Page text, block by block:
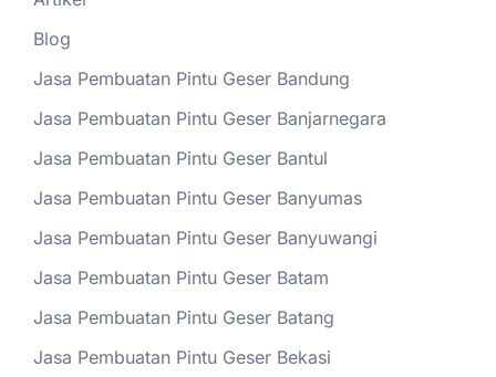
Blog
Jasa Pembuatan Pintu Geser Bandung
Jasa Pembuatan Pintu Geser Banjarnegara
Jasa Pembuatan Pintu Geser Bantul
Jasa Pembuatan Pintu Geser Banyumas
Jasa Pembuatan Pintu Geser Banyuwangi
Jasa Pembuatan Pintu Geser Batam
Jasa Pembuatan Pintu Geser Batang
Jasa Pembuatan Pintu Geser Bekasi